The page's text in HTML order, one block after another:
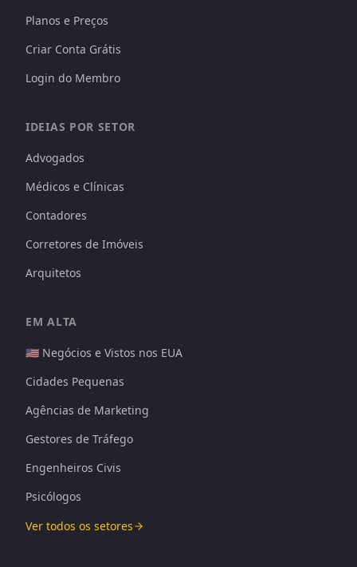
Planos e Preços
Criar Conta Grátis
Login do Membro
IDEIAS POR SETOR
Advogados
Médicos e Clínicas
Contadores
Corretores de Imóveis
Arquitetos
EM ALTA
🇺🇸 Negócios e Vistos nos EUA
Cidades Pequenas
Agências de Marketing
Gestores de Tráfego
Engenheiros Civis
Psicólogos
Ver todos os setores